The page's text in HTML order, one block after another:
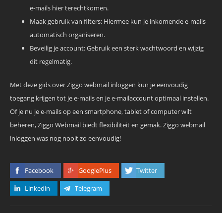
e-mails hier terechtkomen.
Maak gebruik van filters: Hiermee kun je inkomende e-mails
automatisch organiseren.
Beveilig je account: Gebruik een sterk wachtwoord en wijzig
dit regelmatig.
Met deze gids over Ziggo webmail inloggen kun je eenvoudig
toegang krijgen tot je e-mails en je e-mailaccount optimaal instellen.
Of je nu je e-mails op een smartphone, tablet of computer wilt
beheren, Ziggo Webmail biedt flexibiliteit en gemak. Ziggo webmail
inloggen was nog nooit zo eenvoudig!
Facebook GooglePlus
Twitter
Linkedin
Telegram